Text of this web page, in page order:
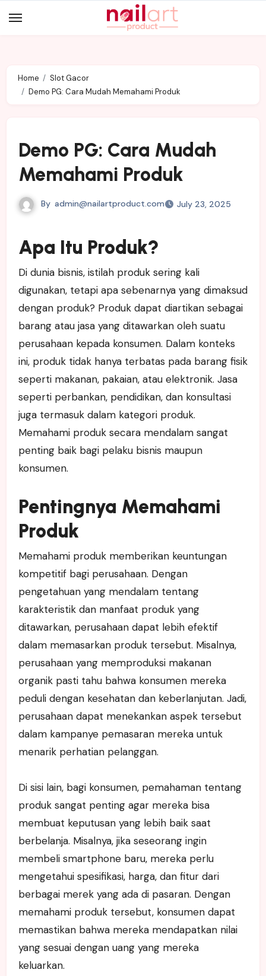
to
Home
Slot Gacor
Demo PG: Cara Mudah Memahami Produk
Demo PG: Cara Mudah
Memahami Produk
By admin@nailartproduct.com July 23, 2025
Apa Itu Produk?
Di dunia bisnis, istilah produk sering kali
digunakan, tetapi apa sebenarnya yang dimaksud
dengan produk? Produk dapat diartikan sebagai
barang atau jasa yang ditawarkan oleh suatu
perusahaan kepada konsumen. Dalam konteks
ini, produk tidak hanya terbatas pada barang fisik
seperti makanan, pakaian, atau elektronik. Jasa
seperti perbankan, pendidikan, dan konsultasi
juga termasuk dalam kategori produk.
Memahami produk secara mendalam sangat
penting baik bagi pelaku bisnis maupun
konsumen.
Pentingnya Memahami
Produk
Memahami produk memberikan keuntungan
kompetitif bagi perusahaan. Dengan
pengetahuan yang mendalam tentang
karakteristik dan manfaat produk yang
ditawarkan, perusahaan dapat lebih efektif
dalam memasarkan produk tersebut. Misalnya,
perusahaan yang memproduksi makanan
organik pasti tahu bahwa konsumen mereka
peduli dengan kesehatan dan keberlanjutan. Jadi,
perusahaan dapat menekankan aspek tersebut
dalam kampanye pemasaran mereka untuk
menarik perhatian pelanggan.
Di sisi lain, bagi konsumen, pemahaman tentang
produk sangat penting agar mereka bisa
membuat keputusan yang lebih baik saat
berbelanja. Misalnya, jika seseorang ingin
membeli smartphone baru, mereka perlu
mengetahui spesifikasi, harga, dan fitur dari
berbagai merek yang ada di pasaran. Dengan
memahami produk tersebut, konsumen dapat
memastikan bahwa mereka mendapatkan nilai
yang sesuai dengan uang yang mereka
keluarkan.